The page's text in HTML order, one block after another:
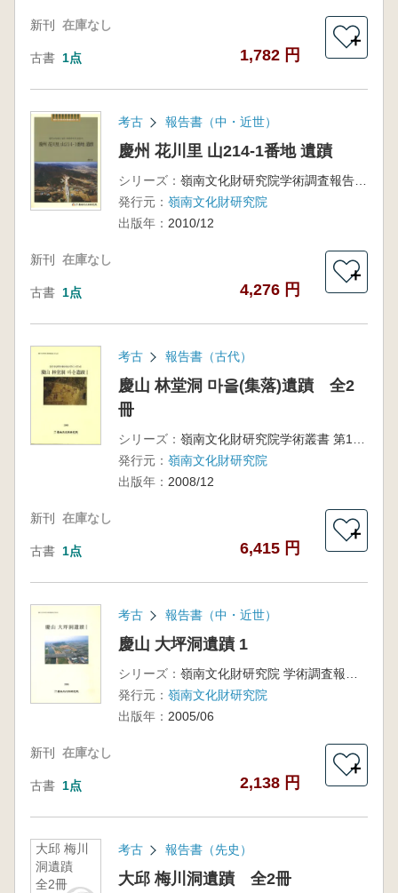
新刊 在庫なし
古書 1点 1,782 円
＋
考古 報告書（中・近世）
慶州 花川里 山214-1番地 遺蹟
シリーズ：
嶺南文化財研究院学術調査報告 第179冊
発行元： 嶺南文化財研究院
出版年： 2010/12
新刊 在庫なし
古書 1点 4,276 円
＋
考古 報告書（古代）
慶山 林堂洞 마을(集落)遺蹟 全2
冊
シリーズ：
発行元： 嶺南文化財研究院
出版年： 2008/12
新刊 在庫なし
古書 1点 6,415 円
＋
考古 報告書（中・近世）
慶山 大坪洞遺蹟 1
シリーズ：
発行元： 嶺南文化財研究院
出版年： 2005/06
新刊 在庫なし
古書 1点 2,138 円
＋
大邱 梅川
洞遺蹟
全2冊
考古 報告書（先史）
大邱 梅川洞遺蹟 全2冊